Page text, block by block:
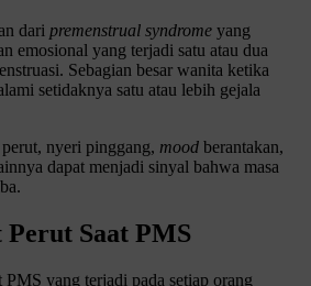
dari premenstrual syndrome yang
emosional yang terjadi satu atau dua
Sebagian besar wanita ketika
setidaknya satu atau lebih gejala
nyeri pinggang, mood berantakan,
dapat menjadi sinyal bahwa masa
Perut Saat PMS
PMS yang terjadi pada setiap orang